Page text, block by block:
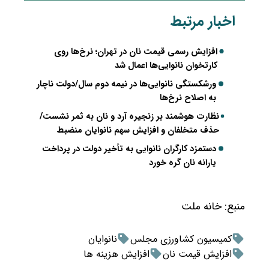
اخبار مرتبط
افزایش رسمی قیمت نان در تهران؛ نرخ‌ها روی
کارتخوان نانوایی‌ها اعمال شد
ورشکستگی نانوایی‌ها در نیمه دوم سال/دولت ناچار
به اصلاح نرخ‌ها
نظارت هوشمند بر زنجیره آرد و نان به ثمر نشست/
حذف متخلفان و افزایش سهم نانوایان منضبط
دستمزد کارگران نانوایی به تأخیر دولت در پرداخت
یارانه نان گره خورد
منبع: خانه ملت
کمیسیون کشاورزی مجلس
نانوایان
افزایش قیمت نان
افزایش هزینه ها